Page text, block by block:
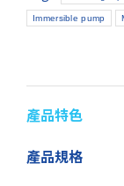
Immersible pump
產品特色
產品規格